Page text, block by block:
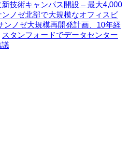
技術キャンパス開設 – 最大4,000
ノゼ北部で大規模なオフィスビ
ンノゼ大規模再開発計画、10年経
スタンフォードでデータセンター